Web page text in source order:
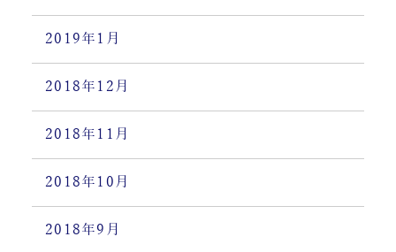
2019年1月
2018年12月
2018年11月
2018年10月
2018年9月